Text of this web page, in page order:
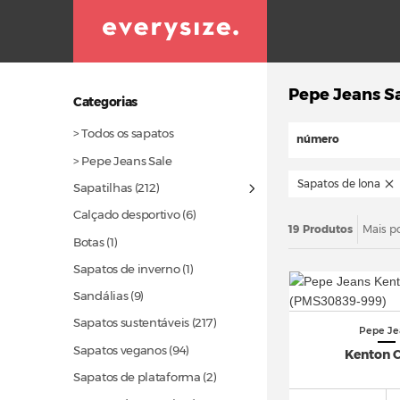
Categorias
> Todos os sapatos
> Pepe Jeans Sale
Sapatilhas (212)
Calçado desportivo (6)
Botas (1)
Sapatos de inverno (1)
Sandálias (9)
Sapatos sustentáveis (217)
Sapatos veganos(94)
Sapatos de plataforma (2)
Pepe Jeans
número
Sapatos de lona
19 Produtos Mais
Pepe
Kenton